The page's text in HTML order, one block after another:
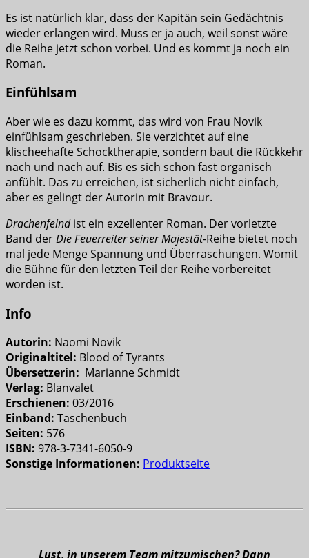
Es ist natürlich klar, dass der Kapitän sein Gedächtnis
wieder erlangen wird. Muss er ja auch, weil sonst wäre
die Reihe jetzt schon vorbei. Und es kommt ja noch ein
Roman.
Einfühlsam
Aber wie es dazu kommt, das wird von Frau Novik
einfühlsam geschrieben. Sie verzichtet auf eine
klischeehafte Schocktherapie, sondern baut die Rückkehr
nach und nach auf. Bis es sich schon fast organisch
anfühlt. Das zu erreichen, ist sicherlich nicht einfach,
aber es gelingt der Autorin mit Bravour.
Drachenfeindist ein exzellenter Roman. Der vorletzte
Band derDie Feuerreiter seiner Majestät-Reihe bietet noch
mal jede Menge Spannung und Überraschungen. Womit
die Bühne für den letzten Teil der Reihe vorbereitet
worden ist.
Info
Autorin: Naomi Novik
Originaltitel: Blood of Tyrants
Übersetzerin: Marianne Schmidt
Verlag: Blanvalet
Erschienen: 03/2016
Einband: Taschenbuch
Seiten: 576
ISBN: 978-3-7341-6050-9
Sonstige Informationen: Produktseite
Lust, in unserem Team mitzumischen? Dann